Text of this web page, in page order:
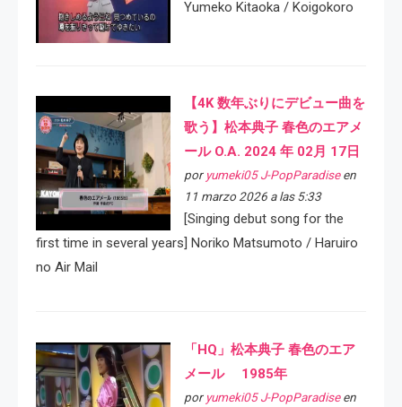
Yumeko Kitaoka / Koigokoro
【4K 数年ぶりにデビュー曲を
歌う】松本典子 春色のエアメ
ール O.A. 2024 年 02月 17日
por yumeki05 J-PopParadiseen
11 marzo 2026 a las 5:33
[Singing debut song for the
first time in several years] Noriko Matsumoto / Haruiro
no Air Mail
「HQ」松本典子 春色のエア
メール 1985年
por yumeki05 J-PopParadiseen